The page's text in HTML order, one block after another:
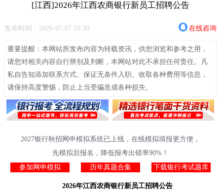
[江西]2026年江西农商银行新员工招聘公告
发布时间：2026-07-07 10:50 在线咨询
重要提醒：本网站所发布内容为转载资讯，供您浏览和参考之用，
请您对相关内容自行辨别及判断，本网站对此不承担任何责任。凡
私自告知添加联系方式、保证无条件入职、收取各种费用等信息，
请保持高度警惕，防止上当受骗造成各种损失。
2027银行秋招网申模拟系统已上线，在线模拟填报更方便，
先模拟后报名，降低报考出错率90%！
参加网申模拟
历年真题合集 下载银行考试题库
2026年江西农商银行新员工招聘公告